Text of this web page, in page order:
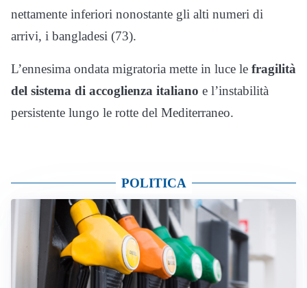
nettamente inferiori nonostante gli alti numeri di
arrivi, i bangladesi (73).
L’ennesima ondata migratoria mette in luce le fragilità
del sistema di accoglienza italiano e l’instabilità
persistente lungo le rotte del Mediterraneo.
POLITICA